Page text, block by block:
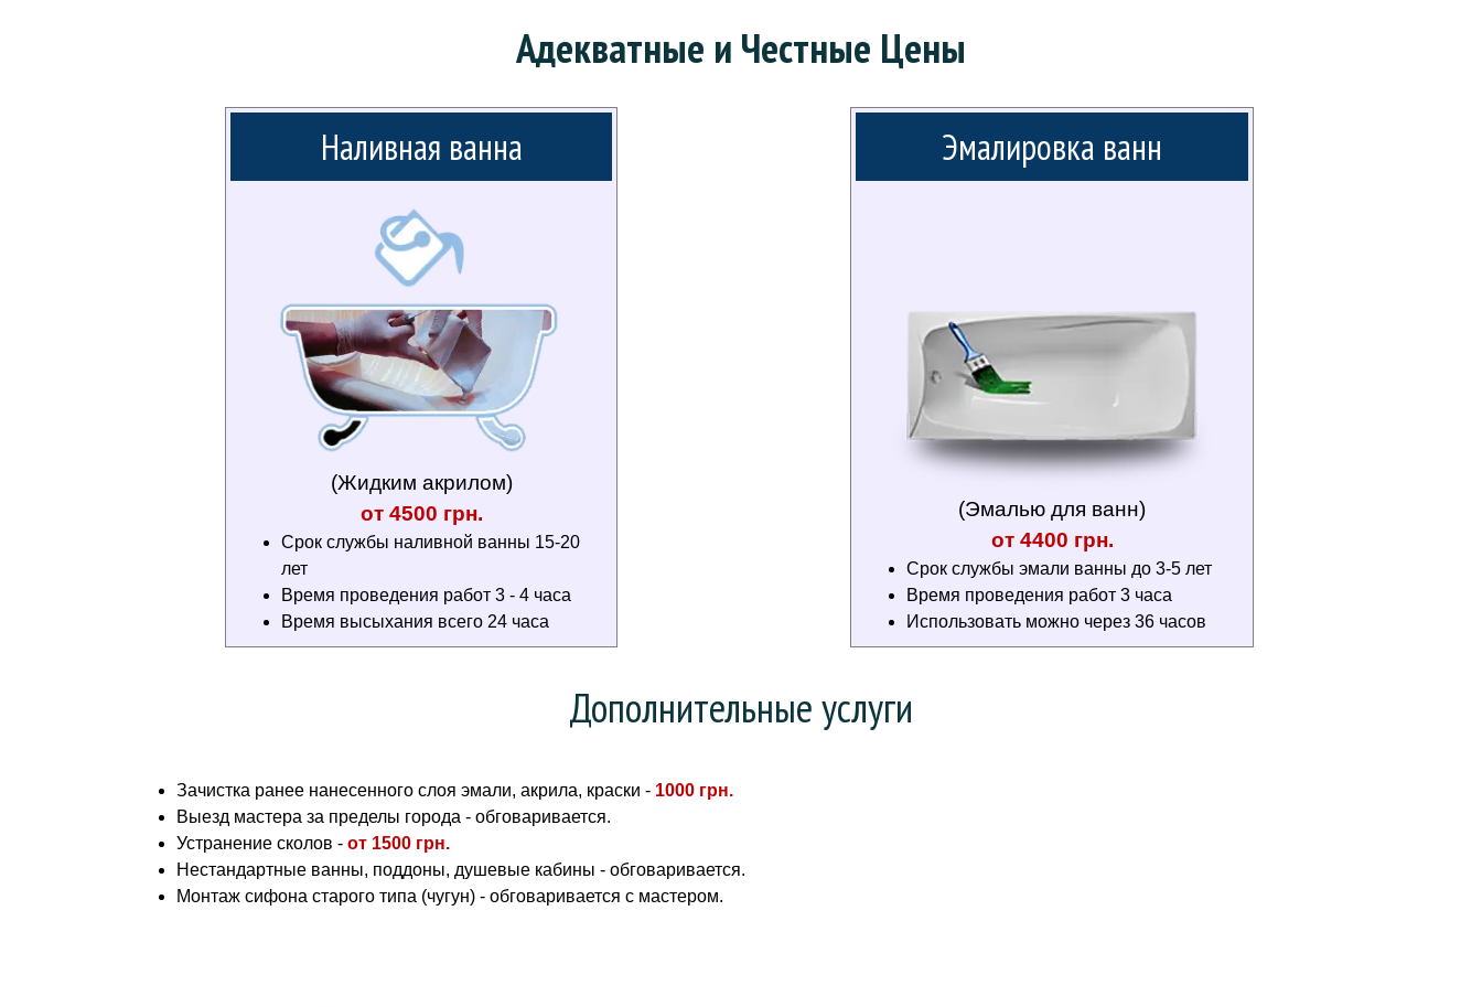
Адекватные и Честные Цены
Наливная ванна
(Жидким акрилом)
от 4500 грн.
Срок службы наливной ванны 15-20
лет
Время проведения работ 3 - 4 часа
Время высыхания всего 24 часа
Эмалировка ванн
(Эмалью для ванн)
от 4400 грн.
Срок службы эмали ванны до 3-5 лет
Время проведения работ 3 часа
Использовать можно через 36 часов
Дополнительные услуги
Зачистка ранее нанесенного слоя эмали, акрила, краски - 1000 грн.
Выезд мастера за пределы города - обговаривается.
Устранение сколов - от 1500 грн.
Нестандартные ванны, поддоны, душевые кабины - обговаривается.
Монтаж сифона старого типа (чугун) - обговаривается с мастером.